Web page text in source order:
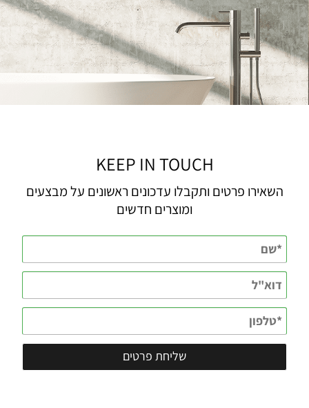
KEEP IN TOUCH
השאירו פרטים ותקבלו עדכונים ראשונים על מבצעים
ומוצרים חדשים